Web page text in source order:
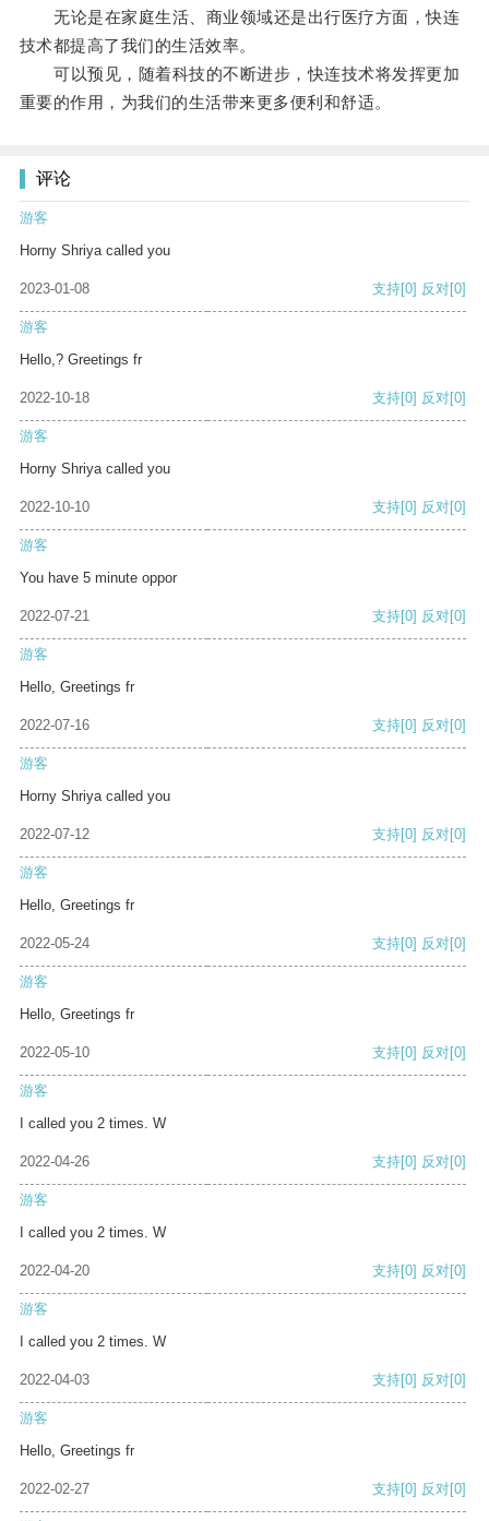
无论是在家庭生活、商业领域还是出行医疗方面，快连
技术都提高了我们的生活效率。
可以预见，随着科技的不断进步，快连技术将发挥更加
重要的作用，为我们的生活带来更多便利和舒适。
评论
游客
Horny Shriya called you
2023-01-08 支持[0] 反对[0]
游客
Hello,? Greetings fr
2022-10-18 支持[0] 反对[0]
游客
Horny Shriya called you
2022-10-10 支持[0] 反对[0]
游客
You have 5 minute oppor
2022-07-21 支持[0] 反对[0]
游客
Hello, Greetings fr
2022-07-16 支持[0] 反对[0]
游客
Horny Shriya called you
2022-07-12 支持[0] 反对[0]
游客
Hello, Greetings fr
2022-05-24 支持[0] 反对[0]
游客
Hello, Greetings fr
2022-05-10 支持[0] 反对[0]
游客
I called you 2 times. W
2022-04-26 支持[0] 反对[0]
游客
I called you 2 times. W
2022-04-20 支持[0] 反对[0]
游客
I called you 2 times. W
2022-04-03 支持[0] 反对[0]
游客
Hello, Greetings fr
2022-02-27 支持[0] 反对[0]